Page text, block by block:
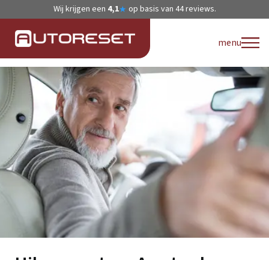
Wij krijgen een 4,1★ op basis van 44reviews.
menu